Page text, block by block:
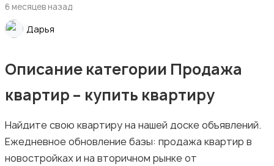
6 месяцев назад
Дарья
Описание категории Продажа
квартир – купить квартиру
Найдите свою квартиру на нашей доске объявлений.
Ежедневное обновление базы: продажа квартир в
новостройках и на вторичном рынке от